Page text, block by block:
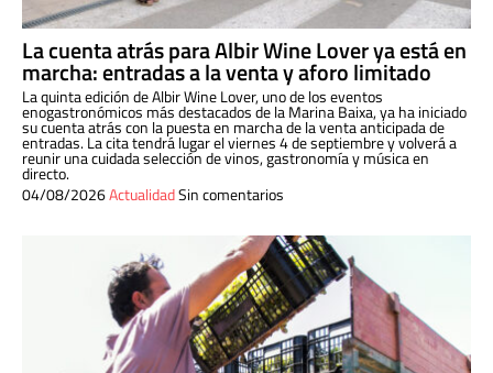
La cuenta atrás para Albir Wine Lover ya está en
marcha: entradas a la venta y aforo limitado
La quinta edición de Albir Wine Lover, uno de los eventos
enogastronómicos más destacados de la Marina Baixa, ya ha iniciado
su cuenta atrás con la puesta en marcha de la venta anticipada de
entradas. La cita tendrá lugar el viernes 4 de septiembre y volverá a
reunir una cuidada selección de vinos, gastronomía y música en
directo.
04/08/2026ActualidadSin comentarios